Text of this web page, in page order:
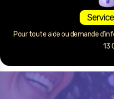
Pour toute aide ou demande
13